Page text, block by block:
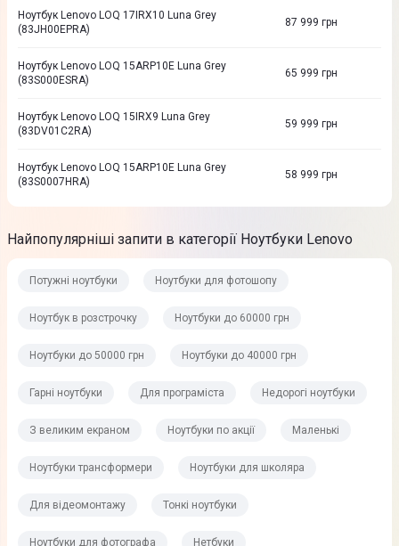
Ноутбук Lenovo LOQ 17IRX10 Luna Grey
(83JH00EPRA)
87 999 грн
Ноутбук Lenovo LOQ 15ARP10E Luna Grey
(83S000ESRA)
65 999 грн
Ноутбук Lenovo LOQ 15IRX9 Luna Grey
(83DV01C2RA)
59 999 грн
Ноутбук Lenovo LOQ 15ARP10E Luna Grey
(83S0007HRA)
58 999 грн
Найпопулярніші запити в категорії Ноутбуки Lenovo
Потужні ноутбуки Ноутбуки для фотошопу
Ноутбук в розстрочку Ноутбуки до 60000 грн
Ноутбуки до 50000 грн Ноутбуки до 40000 грн
Гарні ноутбуки Для програміста Недорогі ноутбуки
З великим екраном Ноутбуки по акції Маленькі
Ноутбуки трансформери Ноутбуки для школяра
Для відеомонтажу Тонкі ноутбуки
Ноутбуки для фотографа Нетбуки